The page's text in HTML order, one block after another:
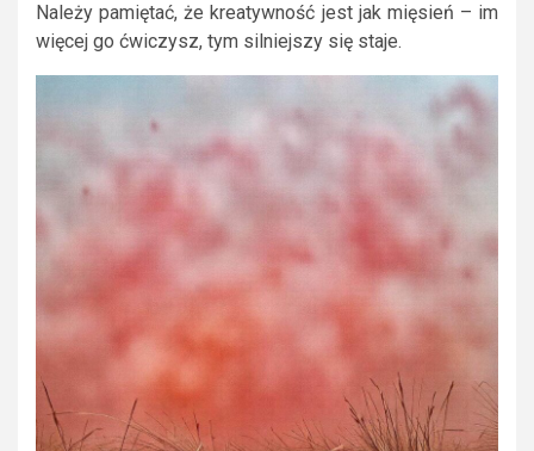
Należy pamiętać, że kreatywność jest jak mięsień – im
więcej go ćwiczysz, tym silniejszy się staje.